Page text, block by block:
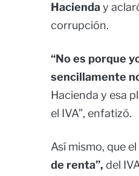
Hacienday
corrupción.
“No es porque
sencillamente
Hacienda y esa
el IVA”, enfatizó.
Así mismo, que
de renta”, del